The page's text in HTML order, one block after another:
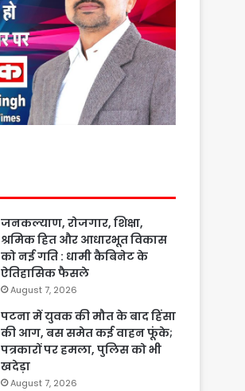
जनकल्याण, रोजगार, शिक्षा,
श्रमिक हित और आधारभूत विकास
को नई गति : धामी कैबिनेट के
ऐतिहासिक फैसले
August 7, 2026
पटना में युवक की मौत के बाद हिंसा
की आग, बस समेत कई वाहन फूंके;
पत्रकारों पर हमला, पुलिस को भी
खदेड़ा
August 7, 2026